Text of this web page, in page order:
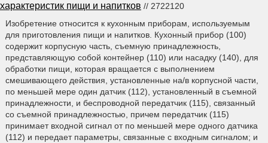
характеристик пищи и напитков // 2722120
Изобретение относится к кухонным приборам, используемым
для приготовления пищи и напитков. Кухонный прибор (100)
содержит корпусную часть, съемную принадлежность,
представляющую собой контейнер (110) или насадку (140), для
обработки пищи, которая вращается с выполнением
смешивающего действия, установленные на/в корпусной части,
по меньшей мере один датчик (112), установленный в съемной
принадлежности, и беспроводной передатчик (115), связанный
со съемной принадлежностью, причем передатчик (115)
принимает входной сигнал от по меньшей мере одного датчика
(112) и передает параметры, связанные с входным сигналом; и